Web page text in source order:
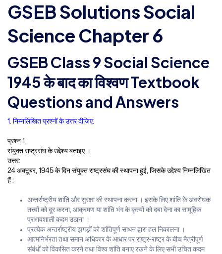
GSEB Solutions Social
Science Chapter 6
GSEB Class 9 Social Science
1945 के बाद का विश्वण Textbook
Questions and Answers
1. निम्नलिखित प्रश्नों के उत्तर दीजिए:
प्रश्न 1.
संयुक्त राष्ट्रसंघ के उद्देश्य बताइए ।
उत्तर:
24 अक्टूबर, 1945 के दिन संयुक्त राष्ट्रसंघ की स्थापना हुई, जिसके उद्देश्य निम्नलिखित
हैं :
अन्तर्राष्ट्रीय शांति और सुरक्षा की स्थापना करना । इसके लिए शांति के अवरोधक
तत्त्वों को दूर करना, आक्रमण या शांति भंग के कृत्यों को दबा देना का सामूहिक
प्रभावशाली कदम उठाना ।
प्रत्येक अन्तर्राष्ट्रीय झगड़ों को शांतिपूर्ण साधन द्वारा हल निकालना ।
आत्मनिर्भरता तथा समान अधिकार के आधार पर राष्ट्र-राष्ट्र के बीच मैत्रीपूर्ण
संबंधों को विकसित करने तथा विश्व शांति बनाए रखने के लिए सभी उचित कदम